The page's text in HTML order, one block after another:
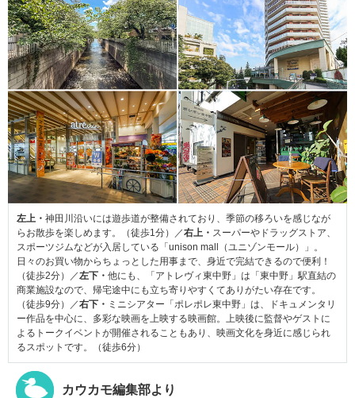
左上・ 神田川沿いには遊歩道が整備されており、季節の移ろいを感じなが
らお散歩を楽しめます。（徒歩1分）／右上・ スーパーやドラッグストア、
スポーツジムなどが入居している「unison mall（ユニゾンモール）」。
日々のお買い物からちょっとした用事まで、身近で完結できるので便利！
（徒歩2分）／左下・ 他にも、「アトレヴィ東中野」は「東中野」駅直結の
商業施設なので、帰宅途中にも立ち寄りやすくてありがたい存在です。
（徒歩9分）／右下・ ミニシアター「ポレポレ東中野」は、ドキュメンタリ
ー作品を中心に、多彩な映画を上映する映画館。上映後に監督やゲストに
よるトークイベントが開催されることもあり、映画文化を身近に感じられ
るスポットです。（徒歩6分）
カウカモ編集部より